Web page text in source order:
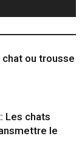
ou trousse
Les chats
le